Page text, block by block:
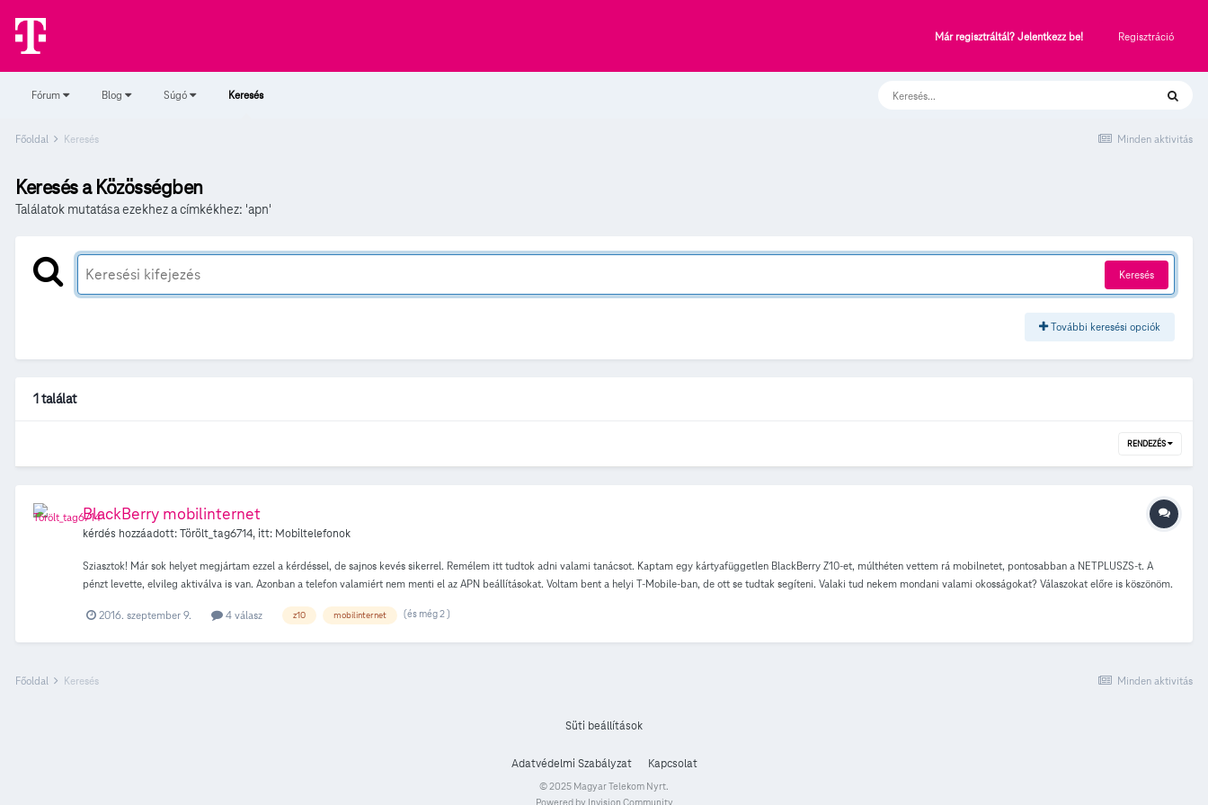
Már regisztráltál? Jelentkezz be! Regisztráció
Fórum Blog Súgó Keresés
Minden aktivitás
Főoldal Keresés
Keresés a Közösségben
Találatok mutatása ezekhez a címkékhez: 'apn'
Keresés
További keresési opciók
1 találat
RENDEZÉS
BlackBerry mobilinternet
kérdés hozzáadott:Törölt_tag6714, itt: Mobiltelefonok
Sziasztok! Már sok helyet megjártam ezzel a kérdéssel, de sajnos kevés sikerrel. Remélem itt tudtok adni valami tanácsot. Kaptam egy kártyafüggetlen BlackBerry Z10-et, múlthéten vettem rá mobilnetet, pontosabban a NETPLUSZS-t. A
pénzt levette, elvileg aktiválva is van. Azonban a telefon valamiért nem menti el az APN beállításokat. Voltam bent a helyi T-Mobile-ban, de ott se tudtak segíteni. Valaki tud nekem mondani valami okosságokat? Válaszokat előre is köszönöm.
2016. szeptember 9. 4 válasz z10 mobilinternet (és még 2 )
Minden aktivitás
Főoldal Keresés
Süti beállítások
Adatvédelmi Szabályzat Kapcsolat
© 2025 Magyar Telekom Nyrt.
Powered by Invision Community